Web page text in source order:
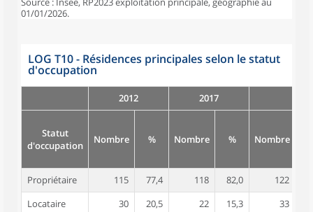
01/01/2026.
LOG T10 - Résidences principales selon le statut
d'occupation
2012 2017
Statut
d'occupation
Nombre % Nombre % Nombre
Propriétaire 115 77,4 118 82,0 122
Locataire
30 20,5 22 15,3 33